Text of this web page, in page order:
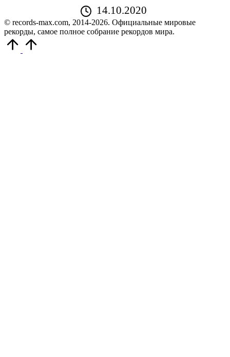
14.10.2020
© records-max.com, 2014-2026. Официальные мировые
рекорды, самое полное собрание рекордов мира.